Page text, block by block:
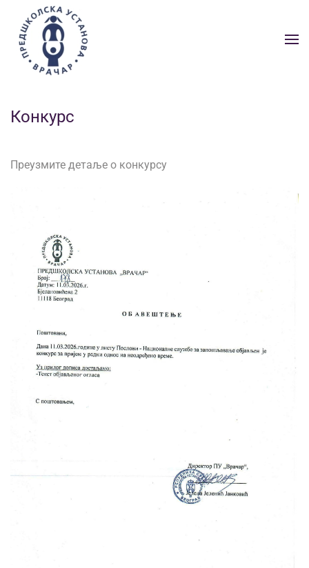
Skip to main content
Конкурс
Преузмите детаље о конкурсу